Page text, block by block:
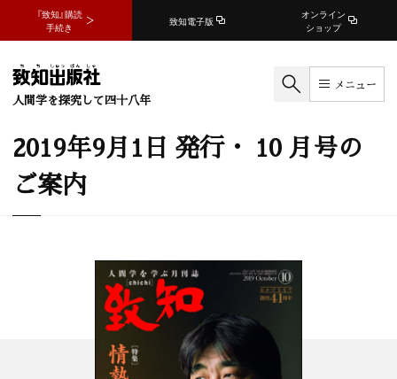
『致知』購読
手続き
致知電子版
オンライン
ショップ
人間学を探究して四十八年
メニュー
2019年9月1日 発行・ 10 月号の
ご案内